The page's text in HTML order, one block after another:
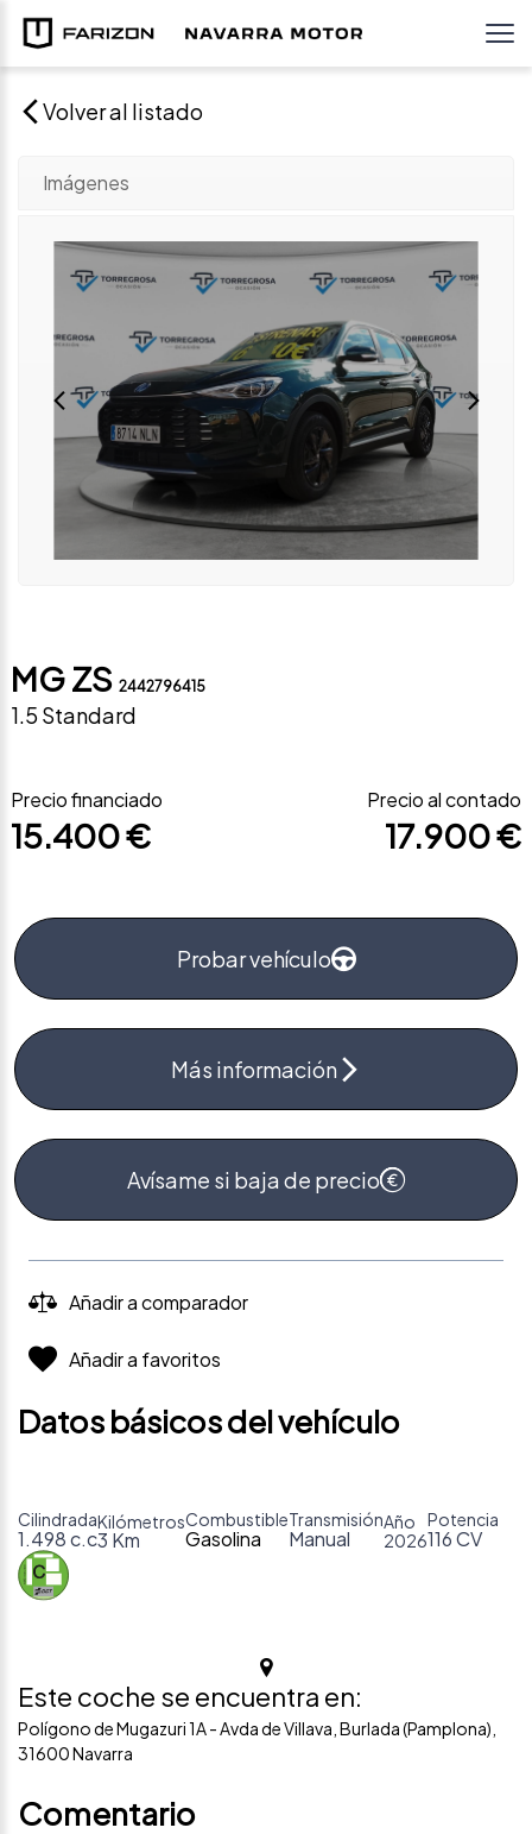
Volver al listado
Imágenes
MG ZS 2442796415
1.5 Standard
Precio financiado
15.400 €
Precio al contado
17.900 €
Probar vehículo
Más información
Avísame si baja de precio
Añadir a comparador
Añadir a favoritos
Datos básicos del vehículo
Cilindrada
1.498 c.c
Kilómetros
3 Km
Combustible
Gasolina
Transmisión
Manual
Año
2026
Potencia
116 CV
Este coche se encuentra en:
Polígono de Mugazuri 1A - Avda de Villava, Burlada (Pamplona),
31600 Navarra
Comentario